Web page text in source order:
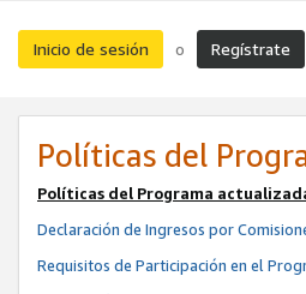
Inicio de sesión o Regístrate
Políticas del
Políticas del Programa
Declaración de Ingresos por
Requisitos de Participación en el